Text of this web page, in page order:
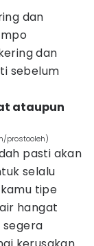
dan
dan
sebelum
ataupun
prostooleh)
pasti akan
selalu
tipe
hangat
segera